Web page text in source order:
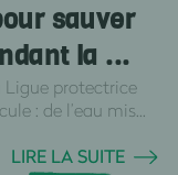
sauver
la ...
protectrice
: de l’eau mis...
LIRE LA SUITE